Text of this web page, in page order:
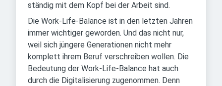
ständig mit dem Kopf bei der Arbeit sind.
Die Work-Life-Balance ist in den letzten Jahren
immer wichtiger geworden. Und das nicht nur,
weil sich jüngere Generationen nicht mehr
komplett ihrem Beruf verschreiben wollen. Die
Bedeutung der Work-Life-Balance hat auch
durch die Digitalisierung zugenommen. Denn